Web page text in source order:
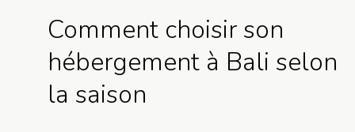
Comment choisir son
hébergement à Bali selon
la saison